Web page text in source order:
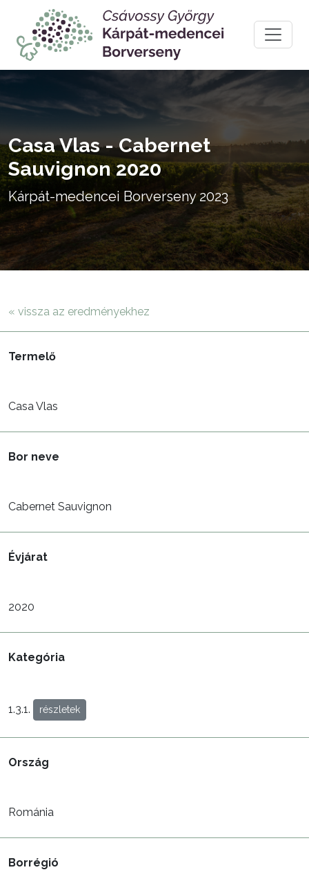
Casa Vlas - Cabernet
Sauvignon 2020
Kárpát-medencei Borverseny 2023
« vissza az eredményekhez
Termelő
Casa Vlas
Bor neve
Cabernet Sauvignon
Évjárat
2020
Kategória
1.3.1. részletek
Ország
Románia
Borrégió